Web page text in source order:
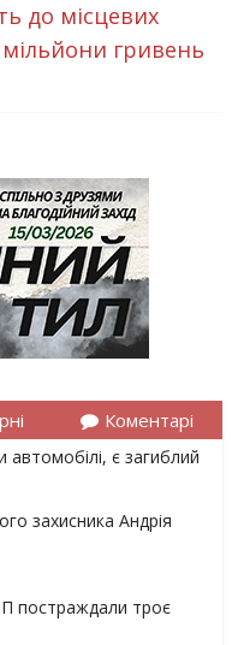
до місцевих
гривень
Коментарі
автомобілі, є загиблий
захисника Андрія
постраждали троє